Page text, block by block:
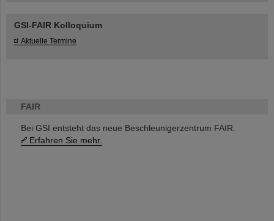
FAIR
Bei GSI entsteht das neue Beschleunigerzentrum FAIR.
Erfahren Sie mehr.
GSI-FAIR Kolloquium
Aktuelle Termine